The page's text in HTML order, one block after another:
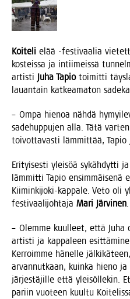
Koi­te­li elää ‑fes­ti­vaa­lia
kos­teis­sa ja intii­meis­sä
artis­ti
Juha Tapiotoi­mit­ti
lau­an­tain kat­kea­ma­ton
– Ompa hie­noa näh­dä
sade­hup­pu­jen alla. Tätä
toi­vot­ta­vas­ti läm­mit­tää,
Eri­tyi­ses­ti ylei­söä sykäh­dyt­ti
läm­mit­ti Tapio ensim­mäi­se­nä
Kii­min­ki­jo­ki-kap­pa­le. Veto oli
fes­ti­vaa­li­joh­ta­ja Mari Jär­vi­nen.
– Olem­me kuul­leet, että
artis­ti ja kap­pa­leen
Ker­roim­me hänel­le
arvan­nut­kaan, kuin­ka hie­no
jär­jes­tä­jil­le että ylei­söl­le­kin.
pariin vuo­teen kuul­tu